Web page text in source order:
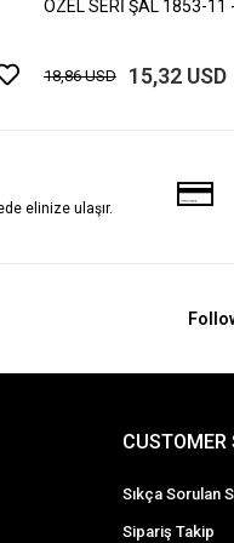
ÖZEL SERİ ŞAL 1853-11
18,86 USD 15,32 USD
elinize ulaşır.
CUSTOMER
Sıkça Sorulan
Sipariş Takip